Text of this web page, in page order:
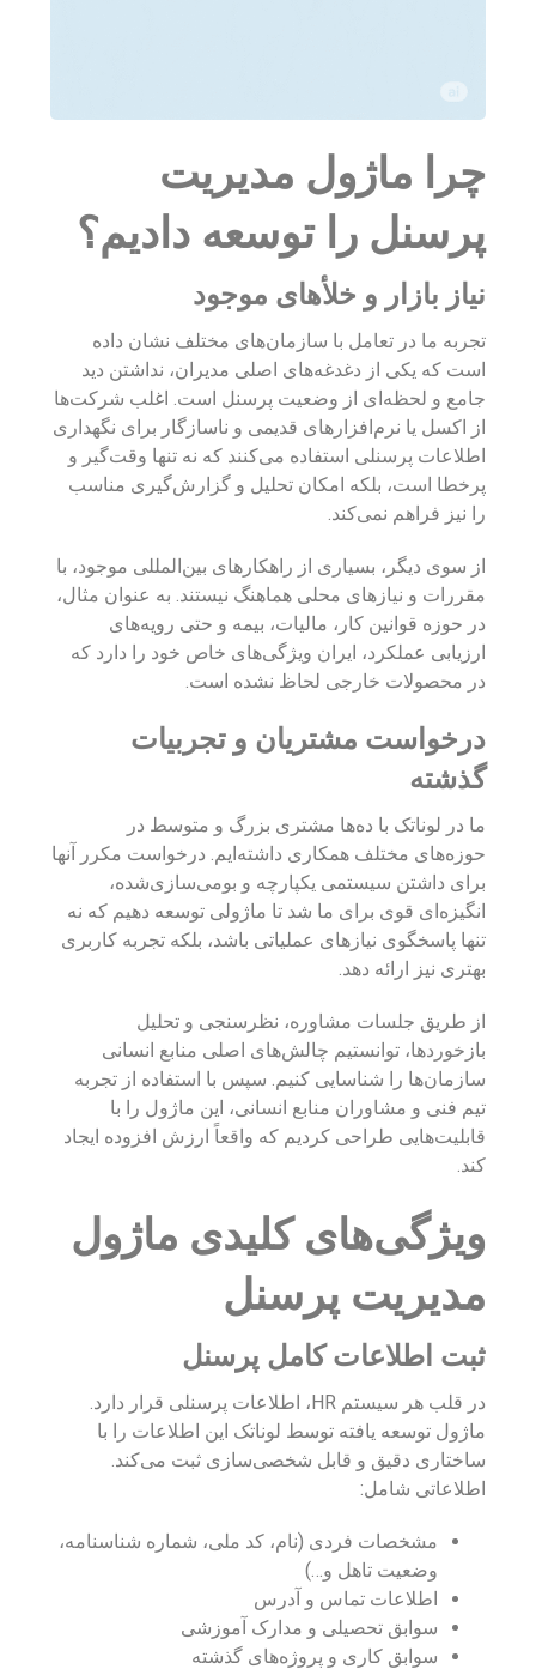
چرا ماژول مدیریت
پرسنل را توسعه دادیم؟
نیاز بازار و خلأهای موجود
تجربه ما در تعامل با سازمان‌های مختلف نشان داده
است که یکی از دغدغه‌های اصلی مدیران، نداشتن دید
جامع و لحظه‌ای از وضعیت پرسنل است. اغلب شرکت‌ها
از اکسل یا نرم‌افزارهای قدیمی و ناسازگار برای نگهداری
اطلاعات پرسنلی استفاده می‌کنند که نه تنها وقت‌گیر و
پرخطا است، بلکه امکان تحلیل و گزارش‌گیری مناسب
را نیز فراهم نمی‌کند.
از سوی دیگر، بسیاری از راهکارهای بین‌المللی موجود، با
مقررات و نیازهای محلی هماهنگ نیستند. به عنوان مثال،
در حوزه قوانین کار، مالیات، بیمه و حتی رویه‌های
ارزیابی عملکرد، ایران ویژگی‌های خاص خود را دارد که
در محصولات خارجی لحاظ نشده است.
درخواست مشتریان و تجربیات
گذشته
ما در لوناتک با ده‌ها مشتری بزرگ و متوسط در
حوزه‌های مختلف همکاری داشته‌ایم. درخواست مکرر آنها
برای داشتن سیستمی یکپارچه و بومی‌سازی‌شده،
انگیزه‌ای قوی برای ما شد تا ماژولی توسعه دهیم که نه
تنها پاسخگوی نیازهای عملیاتی باشد، بلکه تجربه کاربری
بهتری نیز ارائه دهد.
از طریق جلسات مشاوره، نظرسنجی و تحلیل
بازخوردها، توانستیم چالش‌های اصلی منابع انسانی
سازمان‌ها را شناسایی کنیم. سپس با استفاده از تجربه
تیم فنی و مشاوران منابع انسانی، این ماژول را با
قابلیت‌هایی طراحی کردیم که واقعاً ارزش افزوده ایجاد
کند.
ویژگی‌های کلیدی ماژول
مدیریت پرسنل
ثبت اطلاعات کامل پرسنل
در قلب هر سیستم HR، اطلاعات پرسنلی قرار دارد.
ماژول توسعه یافته توسط لوناتک این اطلاعات را با
ساختاری دقیق و قابل شخصی‌سازی ثبت می‌کند.
اطلاعاتی شامل:
مشخصات فردی (نام، کد ملی، شماره شناسنامه،
وضعیت تاهل و…)
اطلاعات تماس و آدرس
سوابق تحصیلی و مدارک آموزشی
سوابق کاری و پروژه‌های گذشته